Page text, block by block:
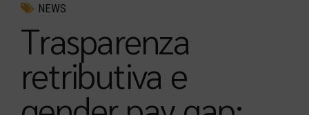
NEWS
Trasparenza
retributiva e